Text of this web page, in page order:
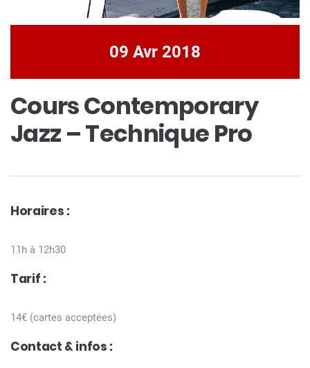
09 Avr 2018
Cours Contemporary
Jazz – Technique Pro
Horaires :
11h à 12h30
Tarif :
14€ (cartes acceptées)
Contact & infos :